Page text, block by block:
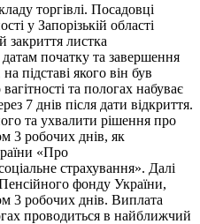
торгівлі. Посадовці
у Запорізькій області
закриття листка
датам початку та завершення
підставі якого він був
та пологах набуває
7 днів після дати відкриття.
та ухвалити рішення про
3 робочих днів, як
«Про
страхування». Далі
фонду України,
3 робочих днів. Виплата
проводиться в найближчий